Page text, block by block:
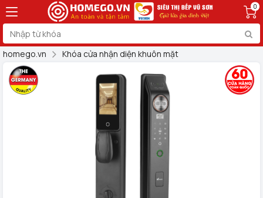
0
homego.vn Khóa cửa nhận diện khuôn mặt